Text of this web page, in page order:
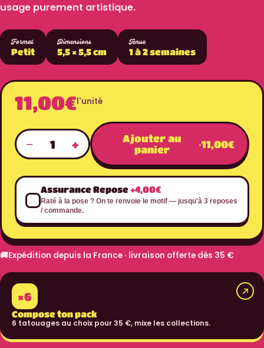
usage purement artistique.
Format
Petit
Dimensions
5,5 × 5,5 cm
Tenue
1 à 2 semaines
11,00€l'unité
− 1 +
Ajouter au
panier
·11,00€
Assurance Repose+4,00€
Raté à la pose ? On te renvoie le motif — jusqu'à 3 reposes
/ commande.
🚚Expédition depuis la France · livraison offerte dès 35 €
×6
Compose ton pack
6 tatouages au choix pour 35 €, mixe les collections.